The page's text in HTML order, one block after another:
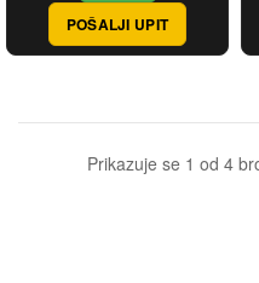
POŠALJI UPIT
Prikazuje se 1 od 4